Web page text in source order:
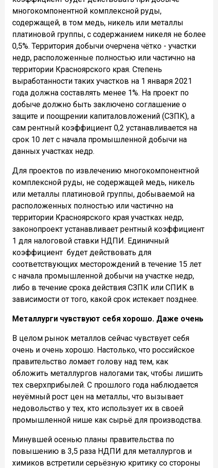
многокомпонентной комплексной руды,
содержащей, в том медь, никель или металлы
платиновой группы, с содержанием никеля не более
0,5%. Территория добычи очерчена чётко - участки
недр, расположенные полностью или частично на
территории Красноярского края. Степень
выработанности таких участков на 1 января 2021
года должна составлять менее 1%. На проект по
добыче должно быть заключено соглашение о
защите и поощрении капиталовложений (СЗПК), а
сам рентный коэффициент 0,2 устанавливается на
срок 10 лет с начала промышленной добычи на
данных участках недр.
Для проектов по извлечению многокомпонентной
комплексной руды, не содержащей медь, никель
или металлы платиновой группы, добываемой на
расположенных полностью или частично на
территории Красноярского края участках недр,
законопроект устанавливает рентный коэффициент
1 для налоговой ставки НДПИ. Единичный
коэффициент будет действовать для
соответствующих месторождений в течение 15 лет
с начала промышленной добычи на участке недр,
либо в течение срока действия СЗПК или СПИК в
зависимости от того, какой срок истекает позднее.
Металлурги чувствуют себя хорошо. Даже очень
В целом рынок металлов сейчас чувствует себя
очень и очень хорошо. Настолько, что российское
правительство ломает голову над тем, как
обложить металлургов налогами так, чтобы лишить
тех сверхприбылей. С прошлого года наблюдается
неуёмный рост цен на металлы, что вызывает
недовольство у тех, кто использует их в своей
промышленной нише как сырьё для производства.
Минувшей осенью планы правительства по
повышению в 3,5 раза НДПИ для металлургов и
химиков встретили серьёзную критику со стороны